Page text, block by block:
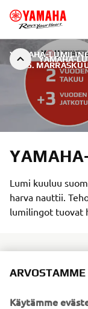
YAMAHA-
YAMAHA-
25.
Lumi kuuluu
harva nauttii.
lumilingot tuovat
Käytämme